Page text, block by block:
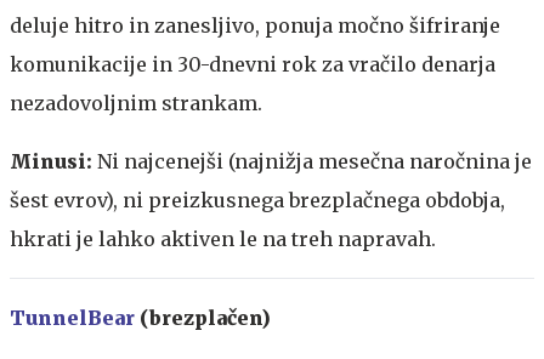
deluje hitro in zanesljivo, ponuja močno šifriranje
komunikacije in 30-dnevni rok za vračilo denarja
nezadovoljnim strankam.
Minusi: Ni najcenejši (najnižja mesečna naročnina je
šest evrov), ni preizkusnega brezplačnega obdobja,
hkrati je lahko aktiven le na treh napravah.
TunnelBear (brezplačen)